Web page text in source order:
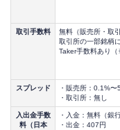
取引手数料
無料（販売所・取引
取引所の一部銘柄
Taker手数料あり（
スプレッド
・販売所：0.1%〜
・取引所：無し
入出金手数
料（日本
・入金：無料（銀
・出金：407円